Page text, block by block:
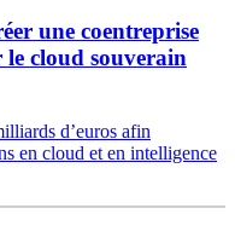
une coentreprise
cloud souverain
d’euros afin
en cloud et en intelligence